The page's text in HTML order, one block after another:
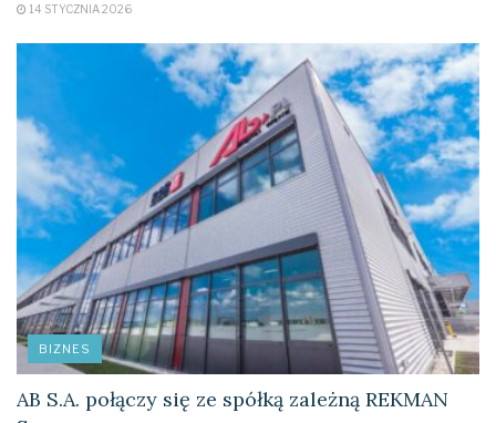
14 STYCZNIA 2026
BIZNES
AB S.A. połączy się ze spółką zależną REKMAN